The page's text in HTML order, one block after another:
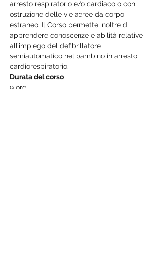
arresto respiratorio e/o cardiaco o con
ostruzione delle vie aeree da corpo
estraneo. Il Corso permette inoltre di
apprendere conoscenze e abilità relative
all’impiego del defibrillatore
semiautomatico nel bambino in arresto
cardiorespiratorio.
Durata del corso
9 ore